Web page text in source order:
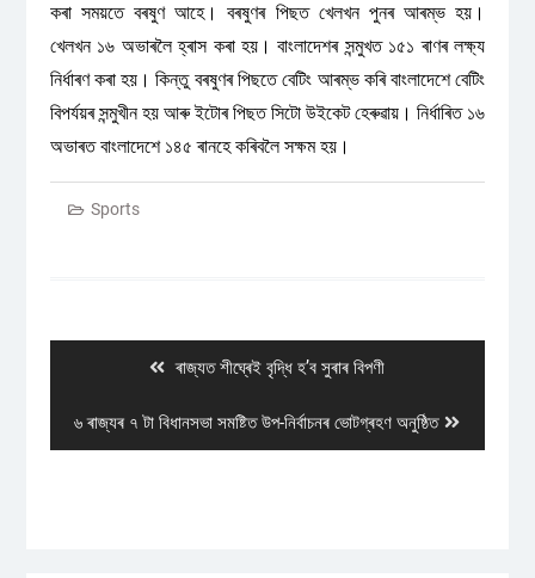
কৰা সময়তে বৰষুণ আহে। বৰষুণৰ পিছত খেলখন পুনৰ আৰম্ভ হয়।
খেলখন ১৬ অভাৰলৈ হ্ৰাস কৰা হয়। বাংলাদেশৰ সন্মুখত ১৫১ ৰাণৰ লক্ষ্য
নিৰ্ধাৰণ কৰা হয়। কিন্তু বৰষুণৰ পিছতে বেটিং আৰম্ভ কৰি বাংলাদেশে বেটিং
বিপৰ্যয়ৰ সন্মুখীন হয় আৰু ইটোৰ পিছত সিটো উইকেট হেৰুৱায়। নিৰ্ধাৰিত ১৬
অভাৰত বাংলাদেশে ১৪৫ ৰানহে কৰিবলৈ সক্ষম হয়।
Sports
Previous
ৰাজ্যত শীঘ্ৰেই বৃদ্ধি হ’ব সুৰাৰ বিপণী
Next
post:
৬ ৰাজ্যৰ ৭ টা বিধানসভা সমষ্টিত উপ-নিৰ্বাচনৰ ভোটগ্ৰহণ অনুষ্ঠিত